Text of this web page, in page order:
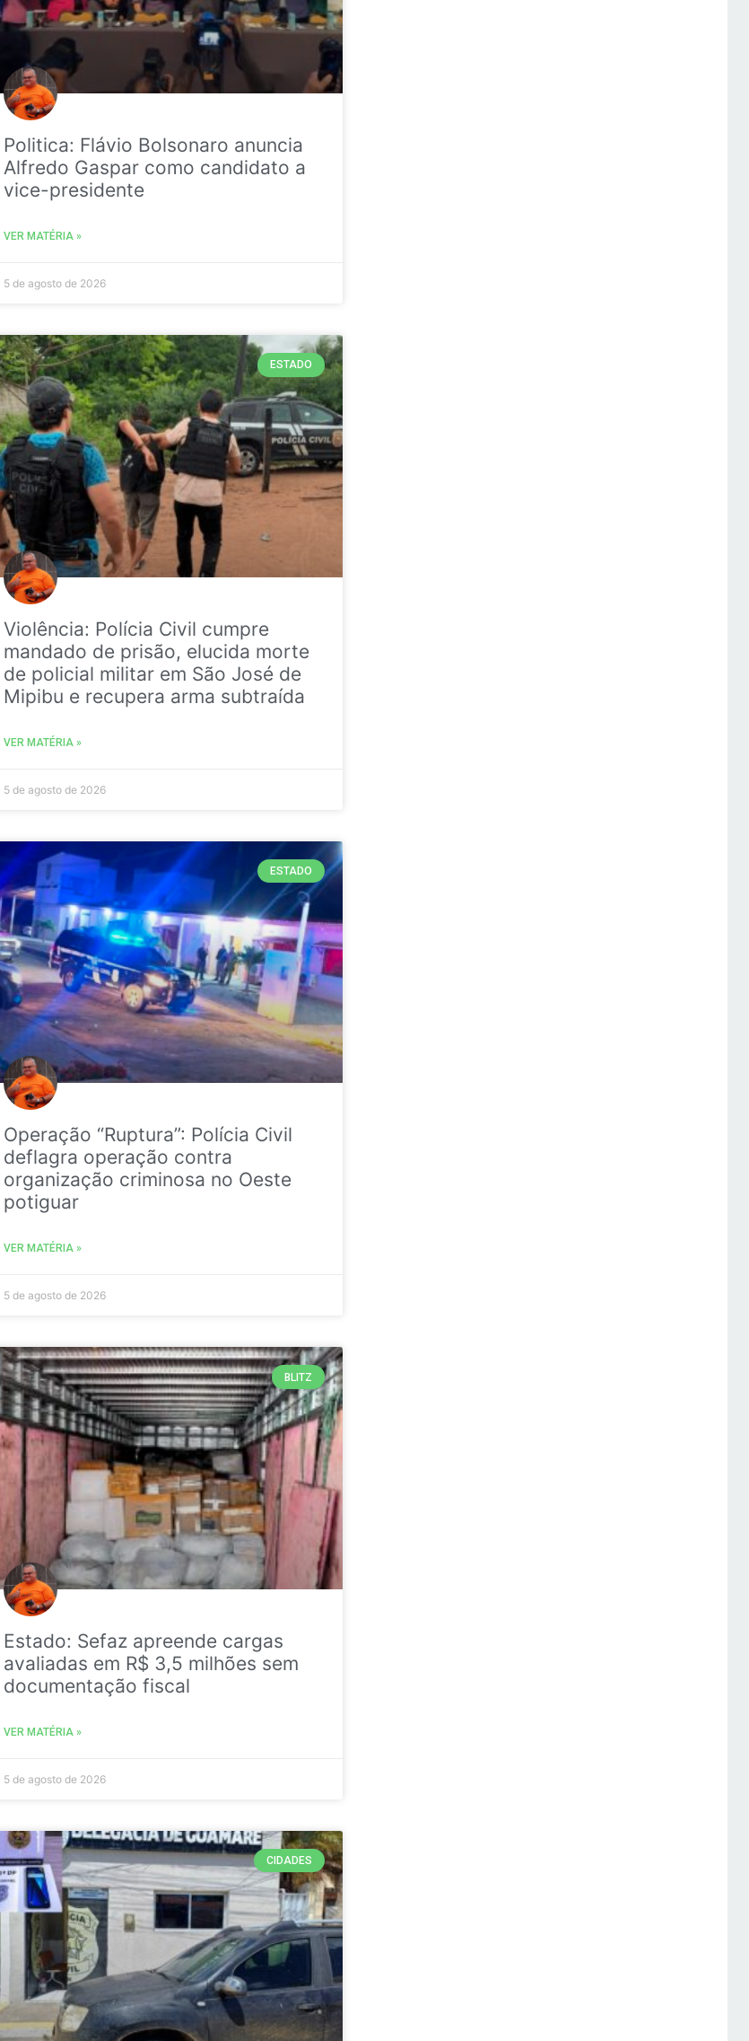
Politica: Flávio Bolsonaro anuncia
Alfredo Gaspar como candidato a
vice-presidente
VER MATÉRIA »
5 de agosto de 2026
ESTADO
Violência: Polícia Civil cumpre
mandado de prisão, elucida morte
de policial militar em São José de
Mipibu e recupera arma subtraída
VER MATÉRIA »
5 de agosto de 2026
ESTADO
Operação “Ruptura”: Polícia Civil
deflagra operação contra
organização criminosa no Oeste
potiguar
VER MATÉRIA »
5 de agosto de 2026
BLITZ
Estado: Sefaz apreende cargas
avaliadas em R$ 3,5 milhões sem
documentação fiscal
VER MATÉRIA »
5 de agosto de 2026
CIDADES